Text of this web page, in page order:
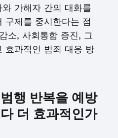
가해자 간의 대화를
구제를 중시한다는 점
소, 사회통합 증진, 그
효과적인 범죄 대응 방
행 반복을 예방
더 효과적인가